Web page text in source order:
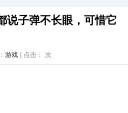
说子弹不长眼，可惜它
游戏 | 点击： 次